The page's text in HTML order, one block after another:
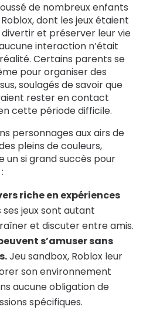
de nombreux enfants
dont les jeux étaient
et préserver leur vie
interaction n’était
Certains parents se
pour organiser des
soulagés de savoir que
rester en contact
cette période difficile.
personnages aux airs de
pleins de couleurs,
un si grand succès pour
riche en expériences
ses jeux sont autant
et discuter entre amis.
s’amuser sans
Jeu sandbox, Roblox leur
son environnement
aucune obligation de
spécifiques.